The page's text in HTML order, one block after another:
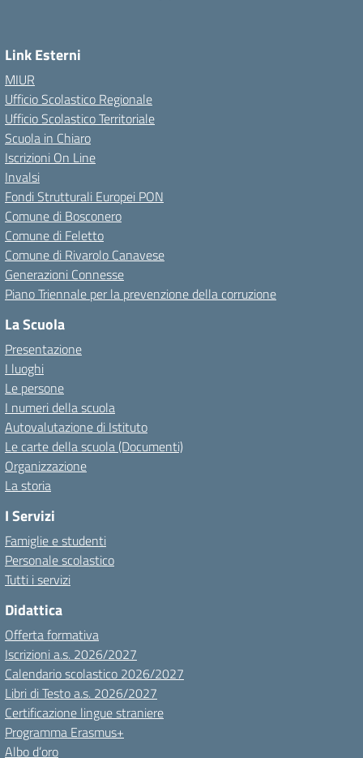
Link Esterni
MIUR
Ufficio Scolastico Regionale
Ufficio Scolastico Territoriale
Scuola in Chiaro
Iscrizioni On Line
Invalsi
Fondi Strutturali Europei PON
Comune di Bosconero
Comune di Feletto
Comune di Rivarolo Canavese
Generazioni Connesse
Piano Triennale per la prevenzione della corruzione
La Scuola
Presentazione
I luoghi
Le persone
I numeri della scuola
Autovalutazione di Istituto
Le carte della scuola (Documenti)
Organizzazione
La storia
I Servizi
Famiglie e studenti
Personale scolastico
Tutti i servizi
Didattica
Offerta formativa
Iscrizioni a.s. 2026/2027
Calendario scolastico 2026/2027
Libri di Testo a.s. 2026/2027
Certificazione lingue straniere
Programma Erasmus+
Albo d’oro